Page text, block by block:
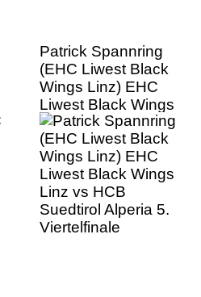
Patrick Spannring
(EHC Liwest Black
Wings Linz) EHC
Liwest Black Wings
Linz vs HCB
Suedtirol Alperia 5.
Viertelfinale